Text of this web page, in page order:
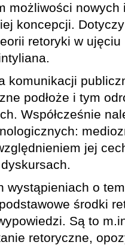
możliwości nowych
koncepcji.
retoryki w
komunikacji
podłoże i tym
Współcześnie
jej
wystąpieniach o
środki
Są to
retoryczne,